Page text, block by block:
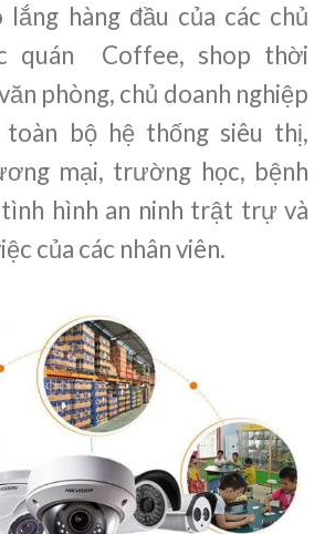
hàng đầu của các chủ
quán Coffee, shop thời
phòng, chủ doanh nghiệp
toàn bộ hệ thống siêu thị,
mại, trường học, bệnh
hình an ninh trật trự và
của các nhân viên.